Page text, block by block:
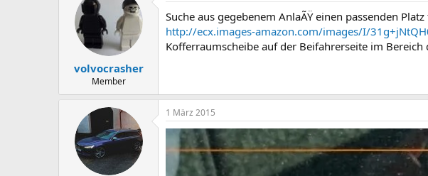
volvocrasher
Member
Suche aus gegebenem AnlaÃŸ einen passenden
http://ecx.images-amazon.com/images/I/
Kofferraumscheibe auf der Beifahrerseite im
1 März 2015